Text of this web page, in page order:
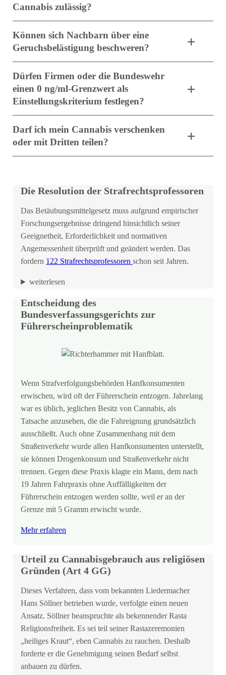
Cannabis zulässig?
Können sich Nachbarn über eine
Geruchsbelästigung beschweren?
Dürfen Firmen oder die Bundeswehr
einen 0 ng/ml-Grenzwert als
Einstellungskriterium festlegen?
Darf ich mein Cannabis verschenken
oder mit Dritten teilen?
Die Resolution der Strafrechtsprofessoren
Das Betäubungsmittelgesetz muss aufgrund empirischer
Forschungsergebnisse dringend hinsichtlich seiner
Geeignetheit, Erforderlichkeit und normativen
Angemessenheit überprüft und geändert werden. Das
fordern 122 Strafrechtsprofessorenschon seit Jahren.
weiterlesen
Entscheidung des
Bundesverfassungsgerichts zur
Führerscheinproblematik
Wenn Strafverfolgungsbehörden Hanfkonsumenten
erwischen, wird oft der Führerschein entzogen. Jahrelang
war es üblich, jeglichen Besitz von Cannabis, als
Tatsache anzusehen, die die Fahreignung grundsätzlich
ausschließt. Auch ohne Zusammenhang mit dem
Straßenverkehr wurde allen Hanfkonsumenten unterstellt,
sie können Drogenkonsum und Straßenverkehr nicht
trennen. Gegen diese Praxis klagte ein Mann, dem nach
19 Jahren Fahrpraxis ohne Auffälligkeiten der
Führerschein entzogen werden sollte, weil er an der
Grenze mit 5 Gramm erwischt wurde.
Mehr erfahren
Urteil zu Cannabisgebrauch aus religiösen
Gründen (Art 4 GG)
Dieses Verfahren, dass vom bekannten Liedermacher
Hans Söllner betrieben wurde, verfolgte einen neuen
Ansatz. Söllner beanspruchte als bekennender Rasta
Religionsfreiheit. Es sei teil seiner Rastazeremonien
„heiliges Kraut“, eben Cannabis zu rauchen. Deshalb
forderte er die Genehmigung seinen Bedarf selbst
anbauen zu dürfen.